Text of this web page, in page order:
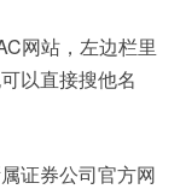
网站，左边栏里
以直接搜他名
证券公司官方网